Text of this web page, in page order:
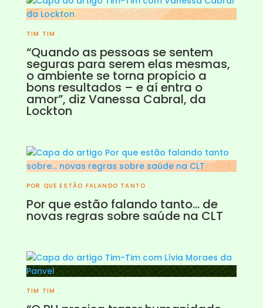
TIM TIM
“Quando as pessoas se sentem
seguras para serem elas mesmas,
o ambiente se torna propício a
bons resultados – e aí entra o
amor”, diz Vanessa Cabral, da
Lockton
POR QUE ESTÃO FALANDO TANTO
Por que estão falando tanto… de
novas regras sobre saúde na CLT
TIM TIM